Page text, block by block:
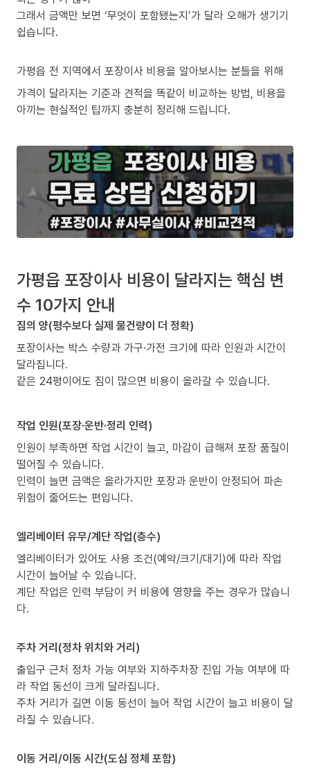
그래서 금액만 보면 ‘무엇이 포함됐는지’가 달라 오해가 생기기
쉽습니다.
가평읍 전 지역에서 포장이사 비용을 알아보시는 분들을 위해
가격이 달라지는 기준과 견적을 똑같이 비교하는 방법, 비용을
아끼는 현실적인 팁까지 충분히 정리해 드립니다.
가평읍 포장이사 비용이 달라지는 핵심 변
수 10가지 안내
짐의 양(평수보다 실제 물건량이 더 정확)
포장이사는 박스 수량과 가구·가전 크기에 따라 인원과 시간이
달라집니다.
같은 24평이어도 짐이 많으면 비용이 올라갈 수 있습니다.
작업 인원(포장·운반·정리 인력)
인원이 부족하면 작업 시간이 늘고, 마감이 급해져 포장 품질이
떨어질 수 있습니다.
인력이 늘면 금액은 올라가지만 포장과 운반이 안정되어 파손
위험이 줄어드는 편입니다.
엘리베이터 유무/계단 작업(층수)
엘리베이터가 있어도 사용 조건(예약/크기/대기)에 따라 작업
시간이 늘어날 수 있습니다.
계단 작업은 인력 부담이 커 비용에 영향을 주는 경우가 많습니
다.
주차 거리(정차 위치와 거리)
출입구 근처 정차 가능 여부와 지하주차장 진입 가능 여부에 따
라 작업 동선이 크게 달라집니다.
주차 거리가 길면 이동 동선이 늘어 작업 시간이 늘고 비용이 달
라질 수 있습니다.
이동 거리/이동 시간(도심 정체 포함)